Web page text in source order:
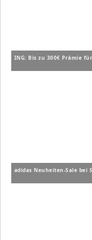
ING: Bis zu 300€ Prämie
adidas Neuheiten-Sale bei